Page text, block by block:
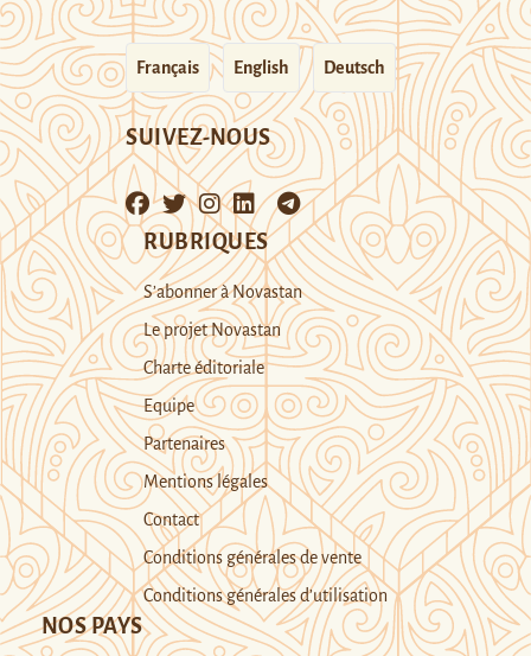
Français English Deutsch
SUIVEZ-NOUS
RUBRIQUES
S’abonner à Novastan
Le projet Novastan
Charte éditoriale
Equipe
Partenaires
Mentions légales
Contact
Conditions générales de vente
Conditions générales d’utilisation
NOS PAYS